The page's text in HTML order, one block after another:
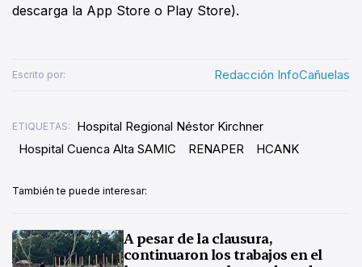
descarga la App Store o Play Store).
Escrito por: Redacción InfoCañuelas
ETIQUETAS:
Hospital Regional Néstor Kirchner
Hospital Cuenca Alta SAMIC
RENAPER HCANK
También te puede interesar:
A pesar de la clausura,
continuaron los trabajos en el